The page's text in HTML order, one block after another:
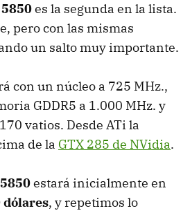
es la segunda en la lista.
pero con las mismas
un salto muy importante.
con un núcleo a 725 MHz.,
GDDR5 a 1.000 MHz. y
vatios. Desde ATi la
de la GTX 285 de NVidia.
estará inicialmente en
dólares, y repetimos lo